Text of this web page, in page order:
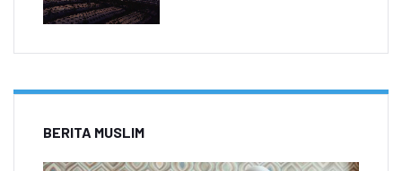
BERITA MUSLIM